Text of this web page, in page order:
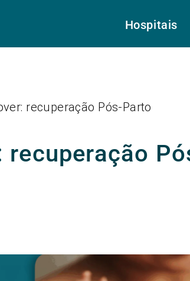
Hospitais
recuperação Pós-Parto